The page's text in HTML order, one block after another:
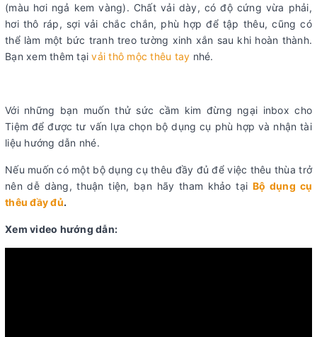
(màu hơi ngả kem vàng). Chất vải dày, có độ cứng vừa phải,
hơi thô ráp, sợi vải chắc chắn, phù hợp để tập thêu, cũng có
thể làm một bức tranh treo tường xinh xắn sau khi hoàn thành.
Bạn xem thêm tạivải thô mộc thêu tay nhé.
Với những bạn muốn thử sức cầm kim đừng ngại inbox cho
Tiệm để được tư vấn lựa chọn bộ dụng cụ phù hợp và nhận tài
liệu hướng dẫn nhé.
Nếu muốn có một bộ dụng cụ thêu đầy đủ để việc thêu thùa trở
nên dễ dàng, thuận tiện, bạn hãy tham khảo tại Bộ dụng cụ
thêu đầy đủ.
Xem video hướng dẫn: